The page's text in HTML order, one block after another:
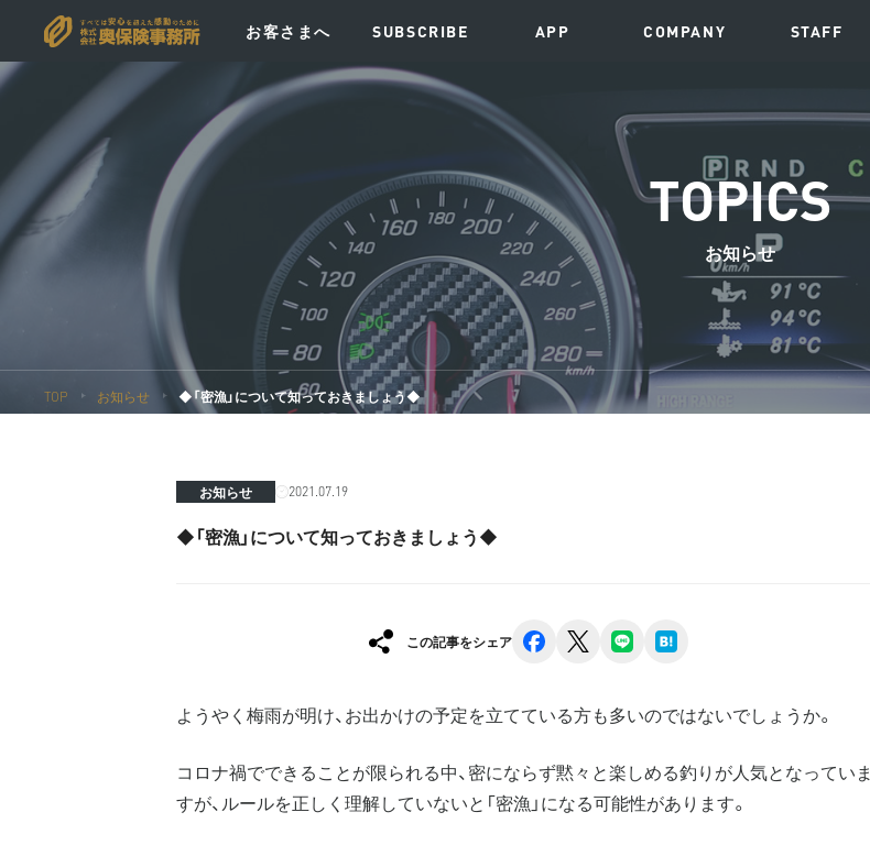
お客さまへ
VISION
SUBSCRIBE APP COMPANY STAFF
TOPICS
お知らせ
TOP お知らせ ◆「密漁」について知っておきましょう◆
お知らせ 2021.07.19
◆「密漁」について知っておきましょう◆
この記事をシェア facebook line
ようやく梅雨が明け、お出かけの予定を立てている方も多いのではないでしょうか。
コロナ禍でできることが限られる中、密にならず黙々と楽しめる釣りが人気となっていま
すが、ルールを正しく理解していないと「密漁」になる可能性があります。